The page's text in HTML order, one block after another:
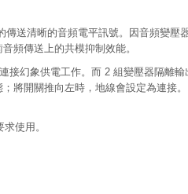
送清晰的音頻電平訊號。因音頻變壓
頻傳送上的共模抑制效能。
接幻象供電工作。而 2 組變壓器隔離
將開關推向左時，地線會設定為連接
使用。